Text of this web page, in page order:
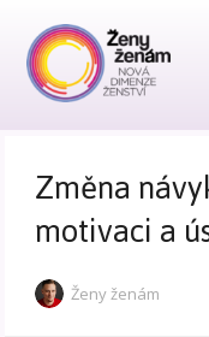
Změna
motivaci a
Ženy ženám